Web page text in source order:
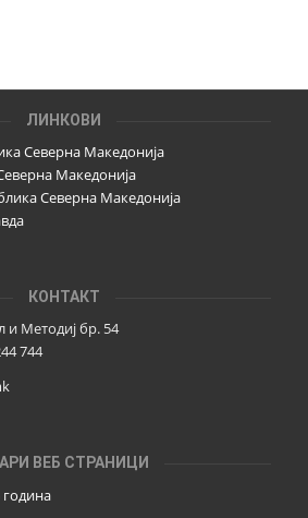
ЛИНКОВИ
Северна Македонија
Македонија
Северна Македонија
КОНТАКТ
и Методиј бр. 54
744
ВЕБ СТРАНИЦИ
година